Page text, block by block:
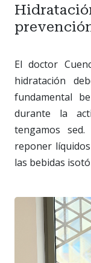
El doctor
hidratación
fundamental
durante la
tengamos
reponer
las bebidas